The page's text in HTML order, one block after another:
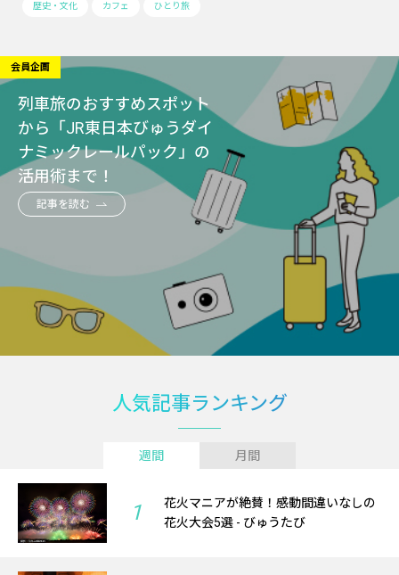
歴史・文化 カフェ ひとり旅
会員企画
列車旅のおすすめスポット
から「JR東日本びゅうダイ
ナミックレールパック」の
活用術まで！
記事を読む
人気記事ランキング
週間 月間
1
花火マニアが絶賛！感動間違いなしの
花火大会5選 - びゅうたび